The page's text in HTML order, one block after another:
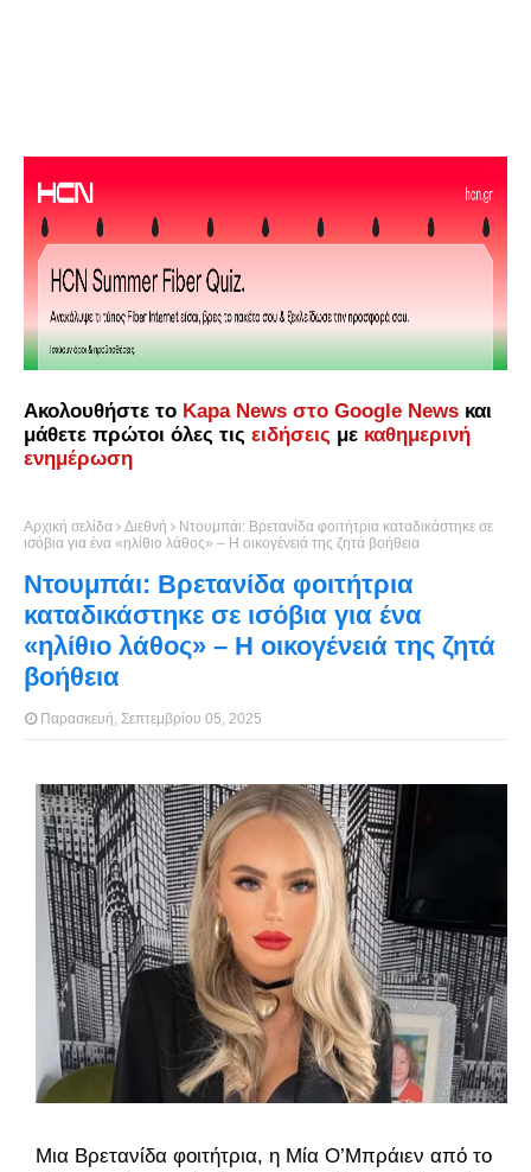
Ακολουθήστε το Kapa News στο Google News και
μάθετε πρώτοι όλες τις ειδήσεις με καθημερινή
ενημέρωση
Αρχική σελίδα Διεθνή
Ντουμπάι: Βρετανίδα φοιτήτρια καταδικάστηκε σε
ισόβια για ένα «ηλίθιο λάθος» – Η οικογένειά της ζητά βοήθεια
Ντουμπάι: Βρετανίδα φοιτήτρια
καταδικάστηκε σε ισόβια για ένα
«ηλίθιο λάθος» – Η οικογένειά της ζητά
βοήθεια
Παρασκευή, Σεπτεμβρίου 05, 2025
Μια Βρετανίδα φοιτήτρια, η Μία Ο’Μπράιεν από το